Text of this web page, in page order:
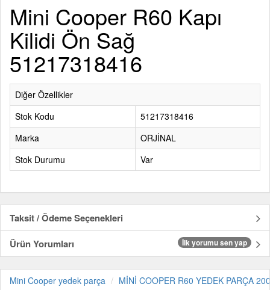
Mini Cooper R60 Kapı
Kilidi Ön Sağ
51217318416
Diğer Özellikler
Stok Kodu
51217318416
Marka
ORJİNAL
Stok Durumu
Var
Taksit / Ödeme Seçenekleri
Ürün Yorumları
İlk yorumu sen yap
Mini Cooper yedek parça MİNİ COOPER R60 YEDEK PARÇA